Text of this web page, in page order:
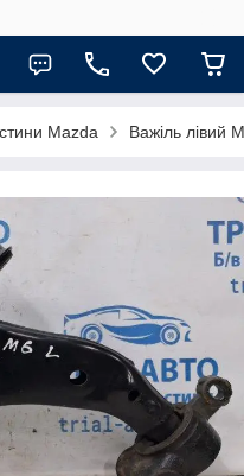
Mazda Важіль лівий